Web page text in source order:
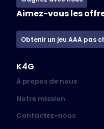
Aimez-vous les
Obtenir un jeu AAA pas
K4G
À propos de nous
Notre mission
Contactez-nous